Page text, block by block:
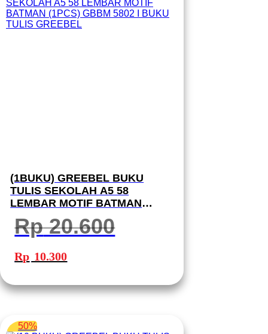
(1BUKU) GREEBEL BUKU
TULIS SEKOLAH A5 58
LEMBAR MOTIF BATMAN
(1PCS) GBBM 5802 I BUKU
TULIS GREEBEL
Rp20.600
Harga
aslinya
adalah:
Rp 10.300ini
50%